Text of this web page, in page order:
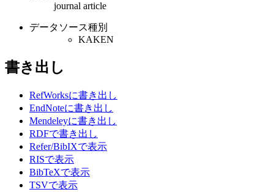
journal article
データソース種別
KAKEN
書き出し
RefWorksに書き出し
EndNoteに書き出し
Mendeleyに書き出し
RDFで書き出し
Refer/BibIXで表示
RISで表示
BibTeXで表示
TSVで表示